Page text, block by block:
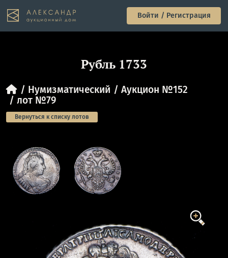
Войти / Регистрация
Рубль 1733
Нумизматический
Аукцион №152
лот №79
Вернуться к списку лотов